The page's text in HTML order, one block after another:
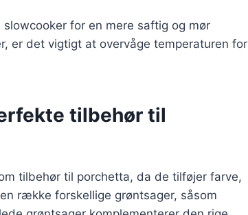
for en mere saftig og mør
er det vigtigt at overvåge temperaturen for
tilbehør til
tilbehør til porchetta, da de tilføjer farve,
række forskellige grøntsager, såsom